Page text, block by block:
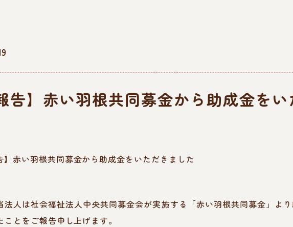
告】赤い羽根共同募金から助成金を
法人は社会福祉法人中央共同募金会が実施する「赤い羽根共同募金」よ
ことをご報告申し上げます。